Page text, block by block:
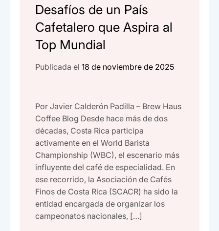
Desafíos de un País
Cafetalero que Aspira al
Top Mundial
Publicada el 18 de noviembre de 2025
Por Javier Calderón Padilla – Brew Haus
Coffee Blog Desde hace más de dos
décadas, Costa Rica participa
activamente en el World Barista
Championship (WBC), el escenario más
influyente del café de especialidad. En
ese recorrido, la Asociación de Cafés
Finos de Costa Rica (SCACR) ha sido la
entidad encargada de organizar los
campeonatos nacionales, […]